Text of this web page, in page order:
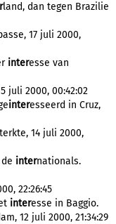
land, dan tegen Brazilie
17 juli 2000,
interesse van
juli 2000, 00:42:02
interesseerd in Cruz,
14 juli 2000,
internationals.
22:26:45
interesse in Baggio.
12 juli 2000, 21:34:29